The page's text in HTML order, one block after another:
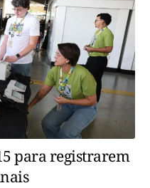
para registrarem